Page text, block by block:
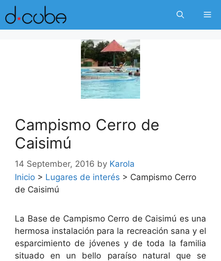
Skip
to
content
Campismo Cerro de
Caisimú
14 September, 2016 by Karola
Inicio > Lugares de interés > Campismo Cerro
de Caisimú
La Base de Campismo Cerro de Caisimú es una
hermosa instalación para la recreación sana y el
esparcimiento de jóvenes y de toda la familia
situado en un bello paraíso natural que se